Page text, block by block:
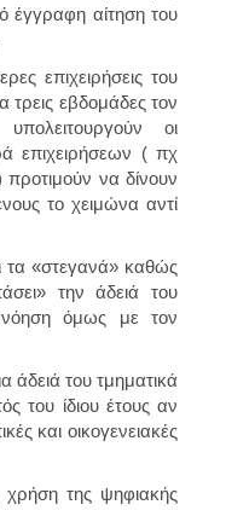
έγγραφη αίτηση του
επιχειρήσεις του
τρεις εβδομάδες τον
οι
επιχειρήσεων ( πχ
να δίνουν
το χειμώνα αντί
τα «στεγανά» καθώς
την άδειά του
όμως με τον
άδειά του τμηματικά
του ίδιου έτους αν
και οικογενειακές
χρήση της ψηφιακής